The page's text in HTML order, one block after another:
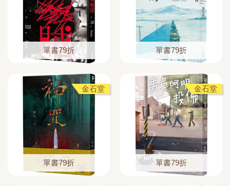
單書79折 單書79折
金石堂
單書79折
金石堂
單書79折